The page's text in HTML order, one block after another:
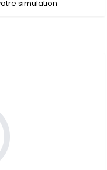
simulation